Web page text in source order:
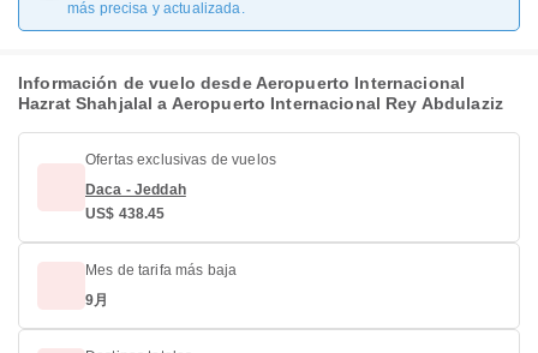
más precisa y actualizada.
Información de vuelo desde Aeropuerto Internacional
Hazrat Shahjalal a Aeropuerto Internacional Rey Abdulaziz
Ofertas exclusivas de vuelos
Daca - Jeddah
US$ 438.45
Mes de tarifa más baja
9月